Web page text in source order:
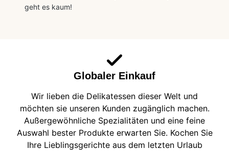
geht es kaum!
Globaler Einkauf
Wir lieben die Delikatessen dieser Welt und
möchten sie unseren Kunden zugänglich machen.
Außergewöhnliche Spezialitäten und eine feine
Auswahl bester Produkte erwarten Sie. Kochen Sie
Ihre Lieblingsgerichte aus dem letzten Urlaub